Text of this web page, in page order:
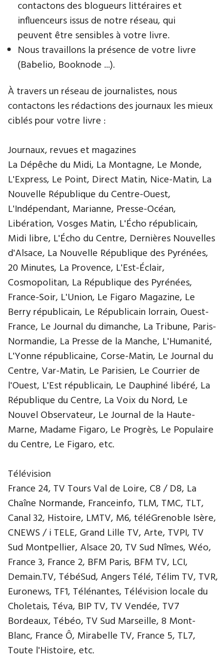
contactons des blogueurs littéraires et
influenceurs issus de notre réseau, qui
peuvent être sensibles à votre livre.
Nous travaillons la présence de votre livre
(Babelio, Booknode ...).
À travers un réseau de journalistes, nous
contactons les rédactions des journaux les mieux
ciblés pour votre livre :
Journaux, revues et magazines
La Dépêche du Midi, La Montagne, Le Monde,
L'Express, Le Point, Direct Matin, Nice-Matin, La
Nouvelle République du Centre-Ouest,
L'Indépendant, Marianne, Presse-Océan,
Libération, Vosges Matin, L'Écho républicain,
Midi libre, L'Écho du Centre, Dernières Nouvelles
d'Alsace, La Nouvelle République des Pyrénées,
20 Minutes, La Provence, L'Est-Éclair,
Cosmopolitan, La République des Pyrénées,
France-Soir, L'Union, Le Figaro Magazine, Le
Berry républicain, Le Républicain lorrain, Ouest-
France, Le Journal du dimanche, La Tribune, Paris-
Normandie, La Presse de la Manche, L'Humanité,
L'Yonne républicaine, Corse-Matin, Le Journal du
Centre, Var-Matin, Le Parisien, Le Courrier de
l'Ouest, L'Est républicain, Le Dauphiné libéré, La
République du Centre, La Voix du Nord, Le
Nouvel Observateur, Le Journal de la Haute-
Marne, Madame Figaro, Le Progrès, Le Populaire
du Centre, Le Figaro, etc.
Télévision
France 24, TV Tours Val de Loire, C8 / D8, La
Chaîne Normande, Franceinfo, TLM, TMC, TLT,
Canal 32, Histoire, LMTV, M6, téléGrenoble Isère,
CNEWS / i TELE, Grand Lille TV, Arte, TVPI, TV
Sud Montpellier, Alsace 20, TV Sud Nîmes, Wéo,
France 3, France 2, BFM Paris, BFM TV, LCI,
Demain.TV, TébéSud, Angers Télé, Télim TV, TVR,
Euronews, TF1, Télénantes, Télévision locale du
Choletais, Téva, BIP TV, TV Vendée, TV7
Bordeaux, Tébéo, TV Sud Marseille, 8 Mont-
Blanc, France Ô, Mirabelle TV, France 5, TL7,
Toute l'Histoire, etc.